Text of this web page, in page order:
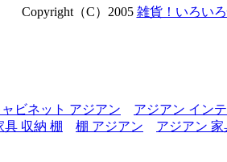
Copyright（C）2005 雑貨！いろい
ビネット アジアン アジアン イン
具 収納 棚 棚 アジアン アジアン 家